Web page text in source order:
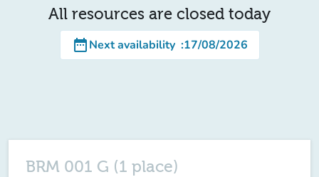
All resources are closed today
date_rangeNext availability :17/08/2026
BRM 001 G (1 place)